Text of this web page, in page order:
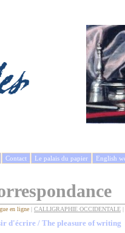
Contact Le palais du papier English
en ligne | CALLIGRAPHIE OCCIDENTALE |
d'écrire / The pleasure of writing